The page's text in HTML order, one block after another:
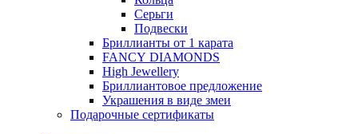
Серьги
Подвески
Бриллианты от 1 карата
FANCY DIAMONDS
High Jewellery
Бриллиантовое предложение
Украшения в виде змеи
Подарочные сертификаты